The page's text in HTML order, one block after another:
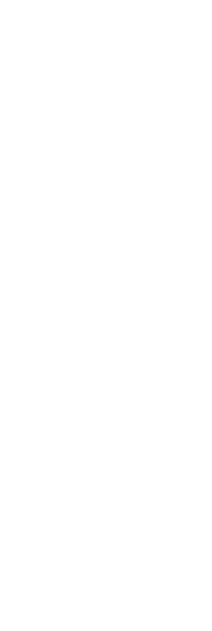
المجاهدين
بمناسبة
بمناسبة ذكرى
المجاهدين